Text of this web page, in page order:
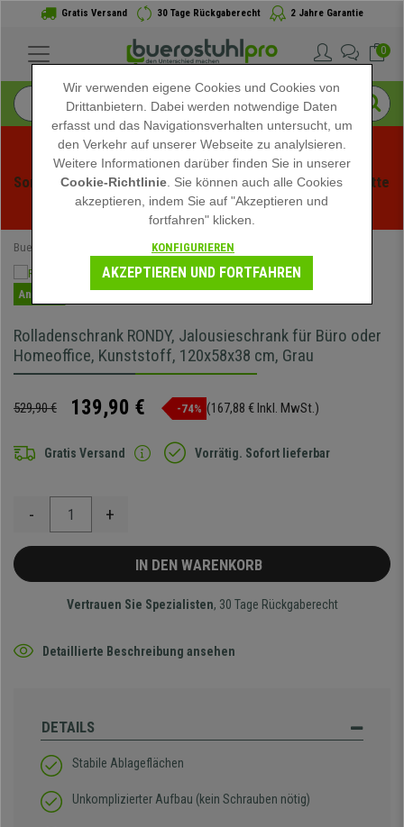
Gratis Versand 30 Tage Rückgaberecht 2 Jahre Garantie
0
Sommerschlussverauf bei buerstuhlpro! Exklusive Rabatte
für kurze Zeit - Aktion ansehen -
Buerostuhlpro Büroschränke
Angebot
Rolladenschrank RONDY, Jalousieschrank für Büro oder
Homeoffice, Kunststoff, 120x58x38 cm, Grau
529,90 € 139,90 € -74% (167,88 € Inkl. MwSt.)
Gratis Versand Vorrätig. Sofort lieferbar
- +
IN DEN WARENKORB
Vertrauen Sie Spezialisten, 30 Tage Rückgaberecht
Detaillierte Beschreibung ansehen
DETAILS
Stabile Ablageflächen
Unkomplizierter Aufbau (kein Schrauben nötig)
Wir verwenden eigene Cookies und Cookies von
Drittanbietern. Dabei werden notwendige Daten
erfasst und das Navigationsverhalten untersucht, um
den Verkehr auf unserer Webseite zu analylsieren.
Weitere Informationen darüber finden Sie in unserer
Cookie-Richtlinie . Sie können auch alle Cookies
akzeptieren, indem Sie auf "Akzeptieren und
fortfahren" klicken.
KONFIGURIEREN
AKZEPTIEREN UND FORTFAHREN